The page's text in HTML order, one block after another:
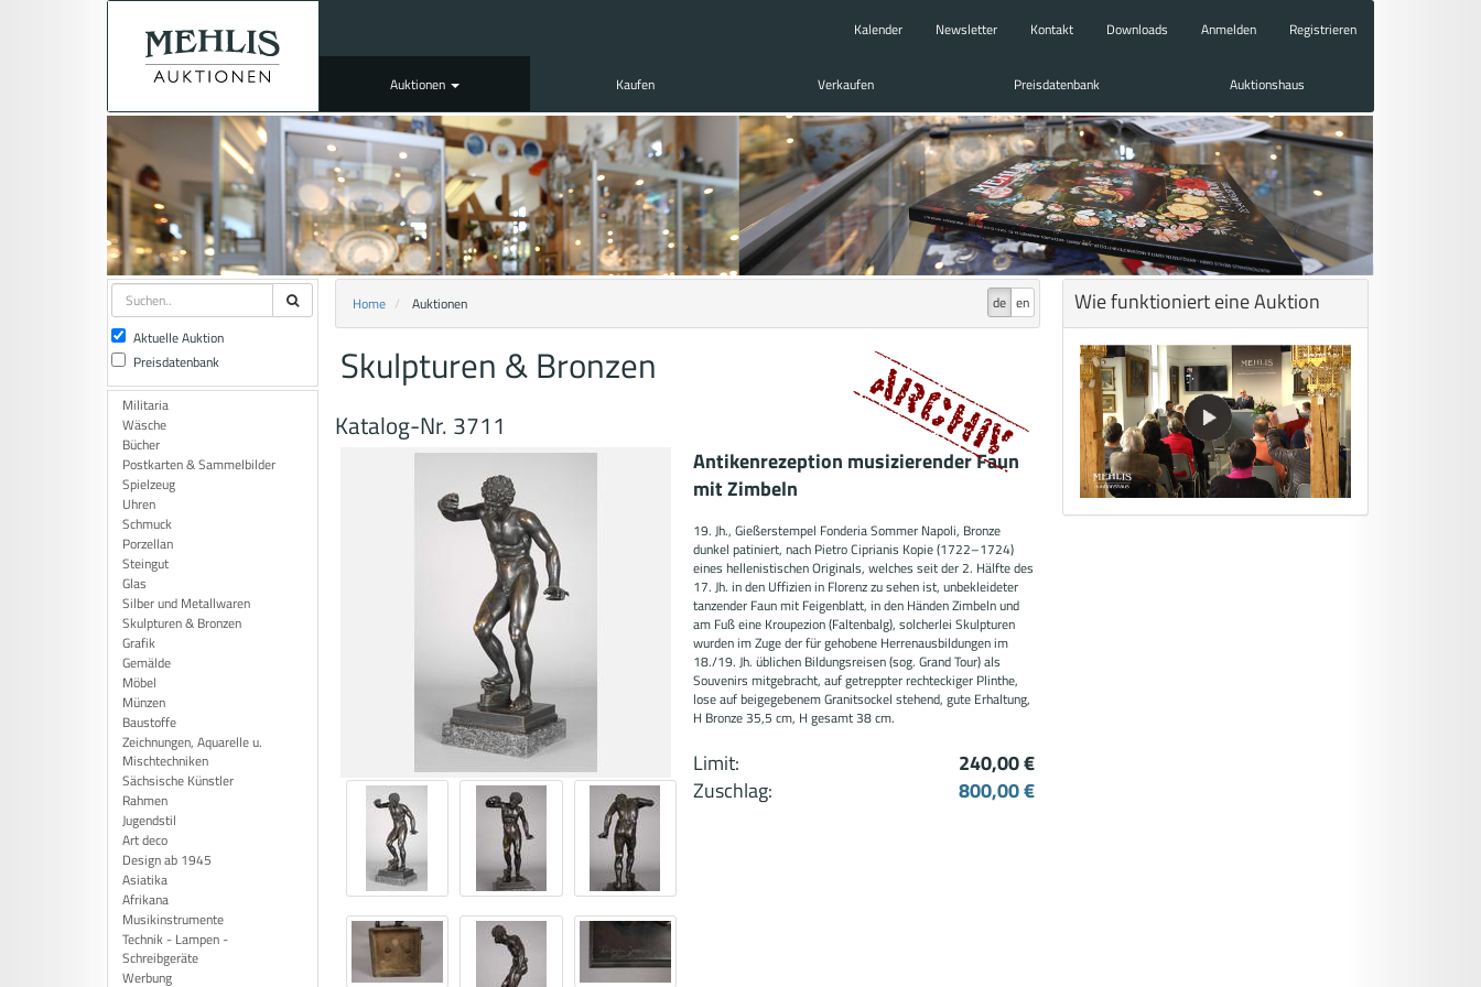
Kalender Newsletter Kontakt Downloads Anmelden Registrieren
Auktionen Kaufen Verkaufen Preisdatenbank Auktionshaus
Aktuelle Auktion
Preisdatenbank
Militaria
Wäsche
Bücher
Postkarten & Sammelbilder
Spielzeug
Uhren
Schmuck
Porzellan
Steingut
Glas
Silber und Metallwaren
Skulpturen & Bronzen
Grafik
Gemälde
Möbel
Münzen
Baustoffe
Zeichnungen, Aquarelle u.
Mischtechniken
Sächsische Künstler
Rahmen
Jugendstil
Art deco
Design ab 1945
Asiatika
Afrikana
Musikinstrumente
Technik - Lampen -
Schreibgeräte
Werbung
de en
Home Auktionen
Skulpturen & Bronzen
Katalog-Nr. 3711
Antikenrezeption musizierender Faun
mit Zimbeln
19. Jh., Gießerstempel Fonderia Sommer Napoli, Bronze
dunkel patiniert, nach Pietro Ciprianis Kopie (1722–1724)
eines hellenistischen Originals, welches seit der 2. Hälfte des
17. Jh. in den Uffizien in Florenz zu sehen ist, unbekleideter
tanzender Faun mit Feigenblatt, in den Händen Zimbeln und
am Fuß eine Kroupezion (Faltenbalg), solcherlei Skulpturen
wurden im Zuge der für gehobene Herrenausbildungen im
18./19. Jh. üblichen Bildungsreisen (sog. Grand Tour) als
Souvenirs mitgebracht, auf getreppter rechteckiger Plinthe,
lose auf beigegebenem Granitsockel stehend, gute Erhaltung,
H Bronze 35,5 cm, H gesamt 38 cm.
Limit:
240,00 €
Zuschlag:
800,00 €
Wie funktioniert eine Auktion